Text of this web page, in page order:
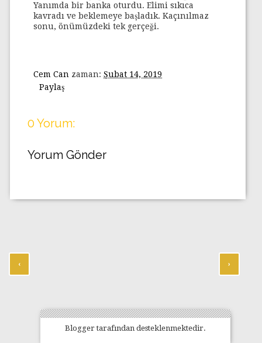
Yanımda bir banka oturdu. Elimi sıkıca
kavradı ve beklemeye başladık. Kaçınılmaz
sonu, önümüzdeki tek gerçeği.
Cem Can zaman: Şubat 14, 2019
Paylaş
0 Yorum:
Yorum Gönder
‹ ›
Bloggertarafından desteklenmektedir.